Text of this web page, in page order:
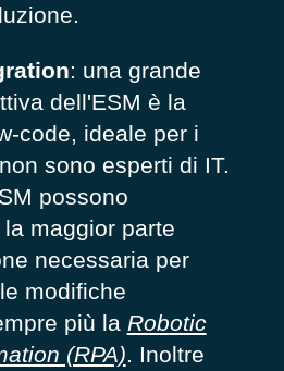
: una grande
dell'ESM è la
code, ideale per i
sono esperti di IT.
possono
maggior parte
necessaria per
modifiche
più la Robotic
(RPA). Inoltre